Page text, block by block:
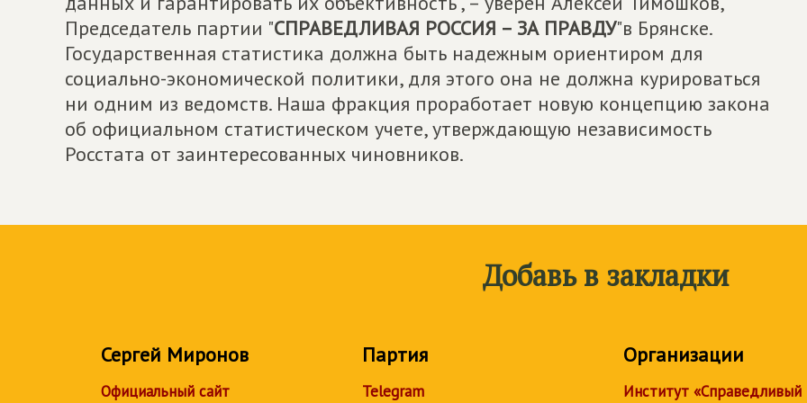
Председатель партии "СПРАВЕДЛИВАЯ РОССИЯ – ЗА ПРАВДУ"в Брянске.
Государственная статистика должна быть надежным ориентиром для
социально-экономической политики, для этого она не должна курироваться
ни одним из ведомств. Наша фракция проработает новую концепцию закона
об официальном статистическом учете, утверждающую независимость
Росстата от заинтересованных чиновников.
Добавь в закладки
Сергей Миронов
Официальный сайт
Партия
Telegram
Организации
Институт «Справедливый